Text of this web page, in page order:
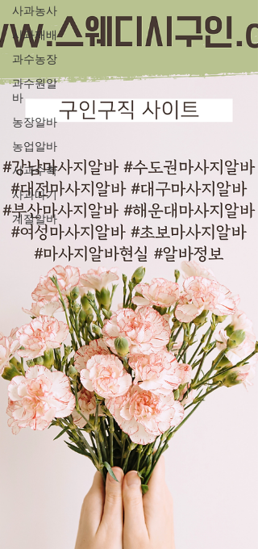
사과농사
사과재배
과수농장
과수원알
바
농장알바
농업알바
사과수확
사과따기
계절알바